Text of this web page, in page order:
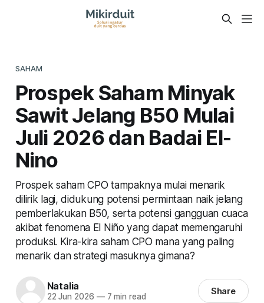
SAHAM
Prospek Saham Minyak
Sawit Jelang B50 Mulai
Juli 2026 dan Badai El-
Nino
Prospek saham CPO tampaknya mulai menarik
dilirik lagi, didukung potensi permintaan naik jelang
pemberlakukan B50, serta potensi gangguan cuaca
akibat fenomena El Niño yang dapat memengaruhi
produksi. Kira-kira saham CPO mana yang paling
menarik dan strategi masuknya gimana?
Natalia
22 Jun 2026 —7 min read Share